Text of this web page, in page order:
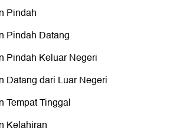
Pindah
Pindah Datang
Pindah Keluar Negeri
Datang dari Luar Negeri
Tempat Tinggal
Kelahiran